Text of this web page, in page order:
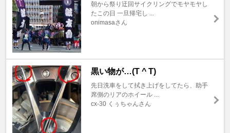
朝から祭り迂回サイクリングでモヤモヤし
たこの日 一旦帰宅し ...
onimasaさん
黒い物が…(T ^ T)
先日洗車をして拭き上げをしてたら、助手
席側のリアのホイール ...
cx-30 くぅちゃんさん